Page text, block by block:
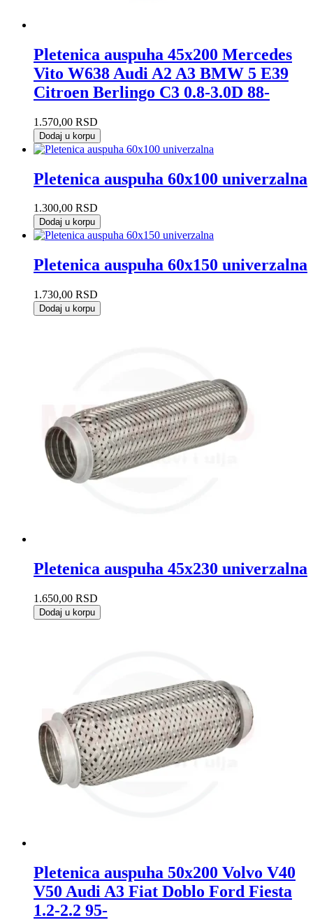
Pletenica auspuha 45x200 Mercedes
Vito W638 Audi A2 A3 BMW 5 E39
Citroen Berlingo C3 0.8-3.0D 88-
1.570,00 RSD
Dodaj u korpu
Pletenica auspuha 60x100 univerzalna
1.300,00 RSD
Dodaj u korpu
Pletenica auspuha 60x150 univerzalna
1.730,00 RSD
Dodaj u korpu
Pletenica auspuha 45x230 univerzalna
1.650,00 RSD
Dodaj u korpu
Pletenica auspuha 50x200 Volvo V40
V50 Audi A3 Fiat Doblo Ford Fiesta
1.2-2.2 95-